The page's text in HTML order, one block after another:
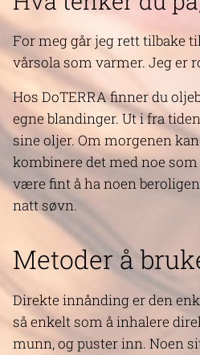
For meg går jeg rett tilbake
vårsola som varmer. Jeg er
Hos DoTERRA finner du
egne blandinger. Ut i fra
sine oljer. Om morgenen
kombinere det med noe
være fint å ha noen
natt søvn.
Metoder å
Direkte innånding er den
så enkelt som å inhalere
munn, og puster inn. Noen